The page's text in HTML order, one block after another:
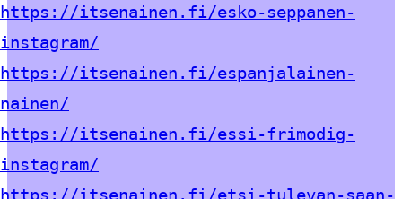
https://itsenainen.fi/esko-seppanen-
instagram/
https://itsenainen.fi/espanjalainen-
nainen/
https://itsenainen.fi/essi-frimodig-
instagram/
https://itsenainen.fi/etsi-tulevan-saan-